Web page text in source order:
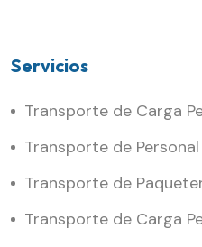
Servicios
Transporte de Carga
Transporte de Personal
Transporte de
Transporte de Carga